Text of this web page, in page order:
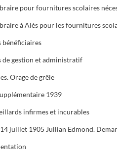
bénéficiaires
de gestion et administratif
Orage de grêle
1939
infirmes et incurables